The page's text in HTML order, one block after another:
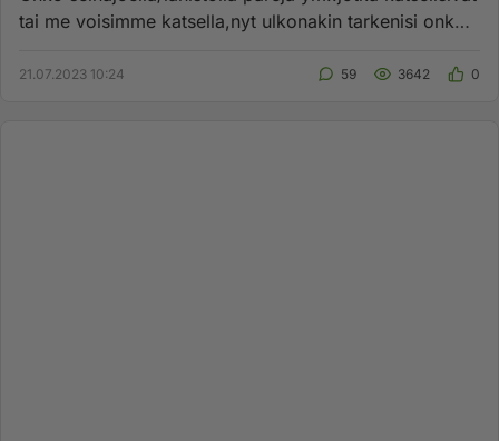
tai me voisimme katsella,nyt ulkonakin tarkenisi onko
21.07.2023 10:24 59 3642 0